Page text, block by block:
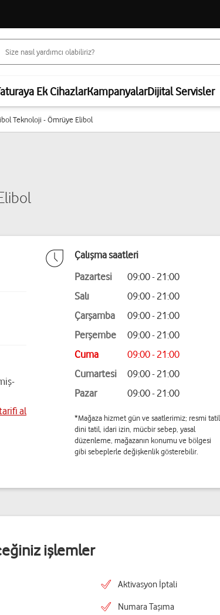
Ek CihazlarKampanyalarDijital Servisler
Teknoloji - Ömrüye Elibol
al
Çalışma saatleri
Pazartesi
09:00 - 21:00
Salı
09:00 - 21:00
Çarşamba
09:00 - 21:00
Perşembe
09:00 - 21:00
Cuma
09:00 - 21:00
Cumartesi
09:00 - 21:00
Pazar
09:00 - 21:00
*Mağaza hizmet gün ve saatlerimiz; resmi tatil,
dini tatil, idari izin, mücbir sebep, yasal
düzenleme, mağazanın konumu ve bölgesi
gibi sebeplerle değişkenlik gösterebilir.
işlemler
Aktivasyon İptali
Numara Taşıma